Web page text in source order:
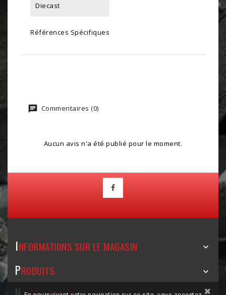
Diecast
Références Spécifiques
Commentaires (0)
Aucun avis n'a été publié pour le moment.
INFORMATIONS SUR LE MAGASIN 
PRODUITS 